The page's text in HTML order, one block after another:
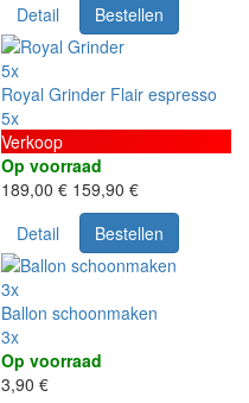
Detail
Bestellen
5x
Royal Grinder Flair espresso
5x
Verkoop
Op voorraad
189,00 € 159,90 €
Detail
Bestellen
3x
Ballon schoonmaken
3x
Op voorraad
3,90 €